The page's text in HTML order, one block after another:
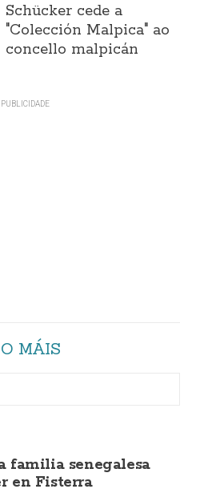
Schücker cede a
"Colección Malpica" ao
concello malpicán
O MÁIS
familia senegalesa
en Fisterra